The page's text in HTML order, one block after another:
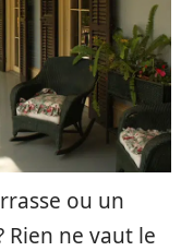
ou un
Rien ne vaut le